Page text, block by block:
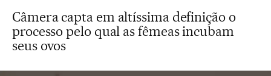
Câmera capta em altíssima definição o
processo pelo qual as fêmeas incubam
seus ovos